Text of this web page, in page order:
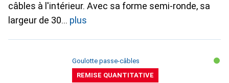
câbles à l'intérieur. Avec sa forme semi-ronde, sa
largeur de 30
plus
Goulotte passe-câbles
REMISE QUANTITATIVE